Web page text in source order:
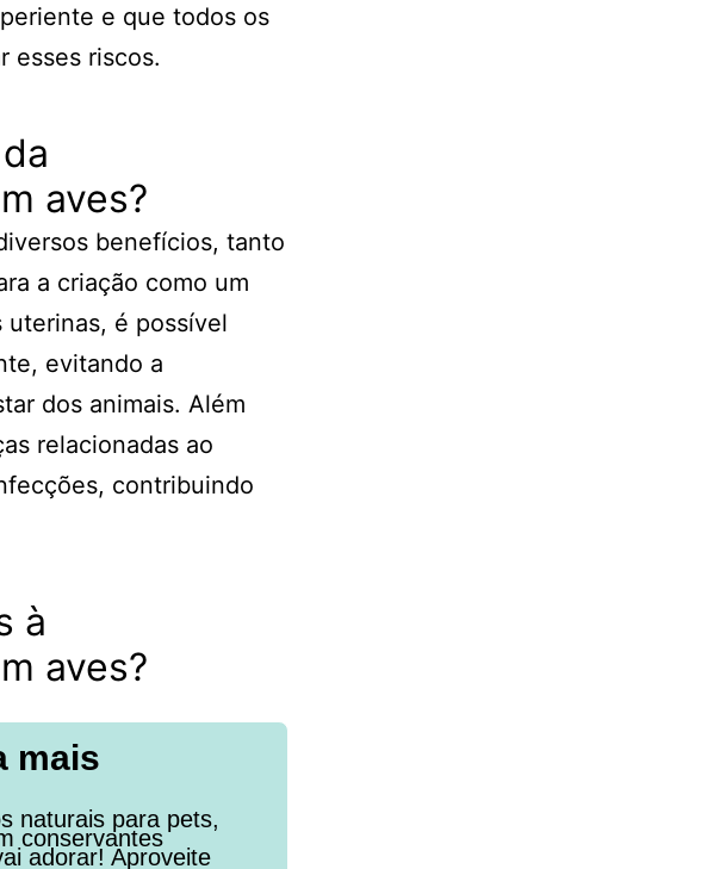
e que todos os
esses riscos.
aves?
benefícios, tanto
a criação como um
é possível
evitando a
dos animais. Além
relacionadas ao
contribuindo
à
aves?
mais
naturais para pets,
conservantes
adorar! Aproveite